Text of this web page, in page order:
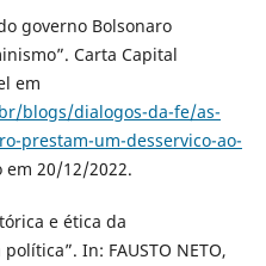
governo Bolsonaro
Carta Capital
em
blogs/dialogos-da-fe/as-
prestam-um-desservico-ao-
em 20/12/2022.
e ética da
In: FAUSTO NETO,